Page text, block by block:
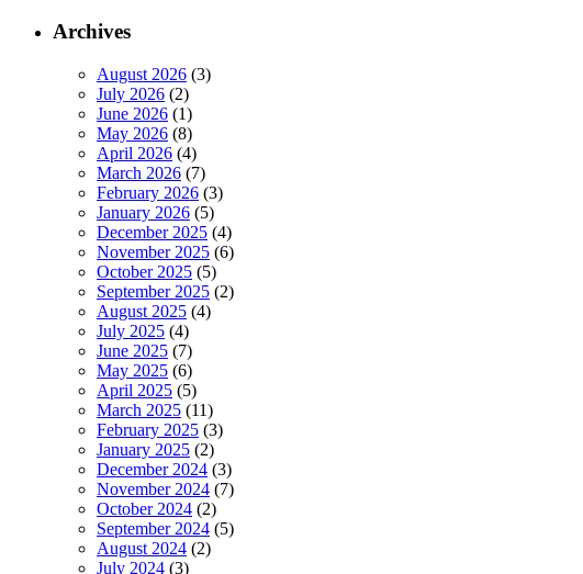
Archives
August 2026 (3)
July 2026 (2)
June 2026 (1)
May 2026 (8)
April 2026 (4)
March 2026 (7)
February 2026 (3)
January 2026 (5)
December 2025 (4)
November 2025 (6)
October 2025 (5)
September 2025 (2)
August 2025 (4)
July 2025 (4)
June 2025 (7)
May 2025 (6)
April 2025 (5)
March 2025 (11)
February 2025 (3)
January 2025 (2)
December 2024 (3)
November 2024 (7)
October 2024 (2)
September 2024 (5)
August 2024 (2)
July 2024 (3)